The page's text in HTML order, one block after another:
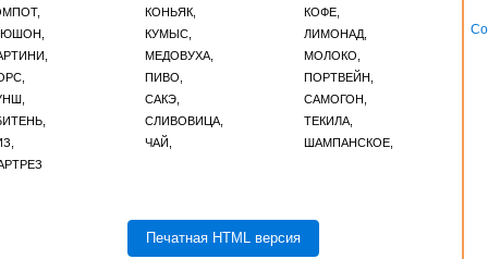
КОНЬЯК,
КОФЕ,
КУМЫС,
ЛИМОНАД,
МЕДОВУХА,
МОЛОКО,
ПИВО,
ПОРТВЕЙН,
САКЭ,
САМОГОН,
СЛИВОВИЦА,
ТЕКИЛА,
ЧАЙ,
ШАМПАНСКОЕ,